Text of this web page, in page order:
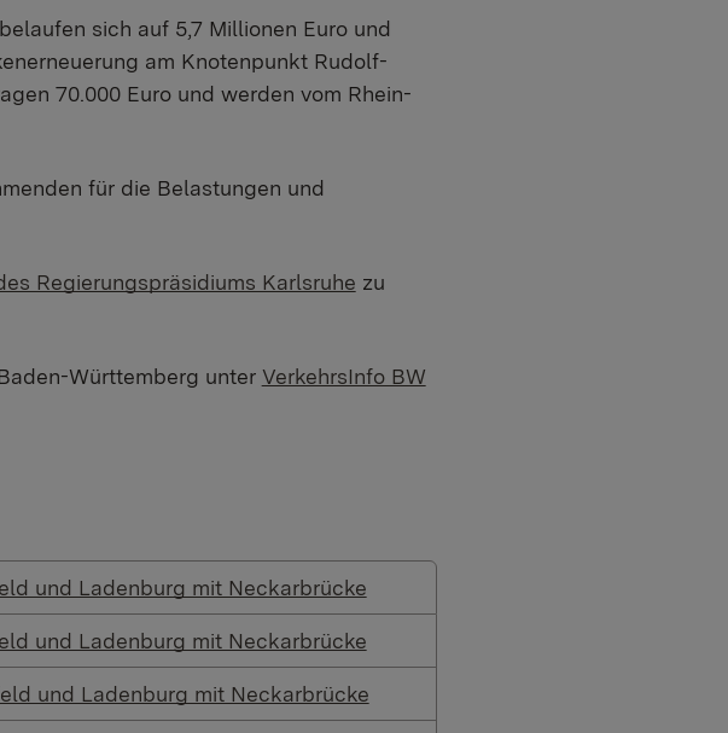
sich auf 5,7 Millionen Euro und
am Knotenpunkt Rudolf-
70.000 Euro und werden vom Rhein-
für die Belastungen und
Regierungspräsidiums Karlsruhe zu
Württemberg unter VerkehrsInfo BW
und Ladenburg mit Neckarbrücke
und Ladenburg mit Neckarbrücke
und Ladenburg mit Neckarbrücke